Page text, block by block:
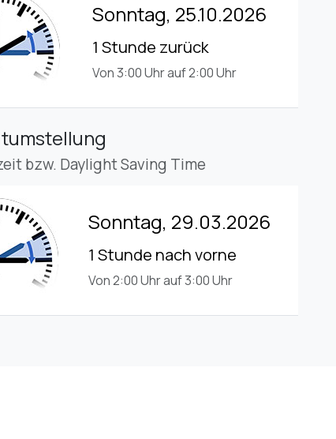
Sonntag, 25.10.2026
1 Stunde zurück
Von 3:00 Uhr auf 2:00 Uhr
bzw. Daylight Saving Time
Sonntag, 29.03.2026
1 Stunde nach vorne
Von 2:00 Uhr auf 3:00 Uhr